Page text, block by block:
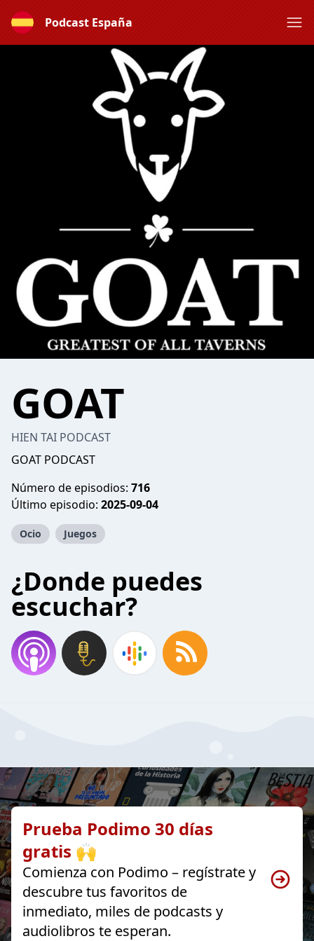
Podcast España
GOAT
HIEN TAI PODCAST
GOAT PODCAST
Número de episodios: 716
Último episodio: 2025-09-04
Ocio Juegos
¿Donde puedes
escuchar?
Prueba Podimo 30 días
gratis 🙌
Comienza con Podimo – regístrate y
descubre tus favoritos de
inmediato, miles de podcasts y
audiolibros te esperan.